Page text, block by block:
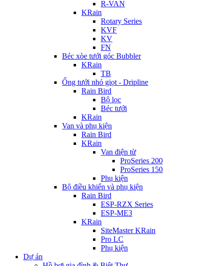
R-VAN
KRain
Rotary Series
KVF
KV
FN
Béc xòe tưới góc Bubbler
KRain
TB
Ống tưới nhỏ giọt - Dripline
Rain Bird
Bộ lọc
Béc tưới
KRain
Van và phụ kiện
Rain Bird
KRain
Van điện từ
ProSeries 200
ProSeries 150
Phụ kiện
Bộ điều khiển và phụ kiện
Rain Bird
ESP-RZX Series
ESP-ME3
KRain
SiteMaster KRain
Pro LC
Phụ kiện
Dự án